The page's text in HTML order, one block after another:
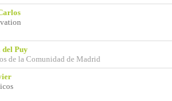
Puy
de la Comunidad de Madrid